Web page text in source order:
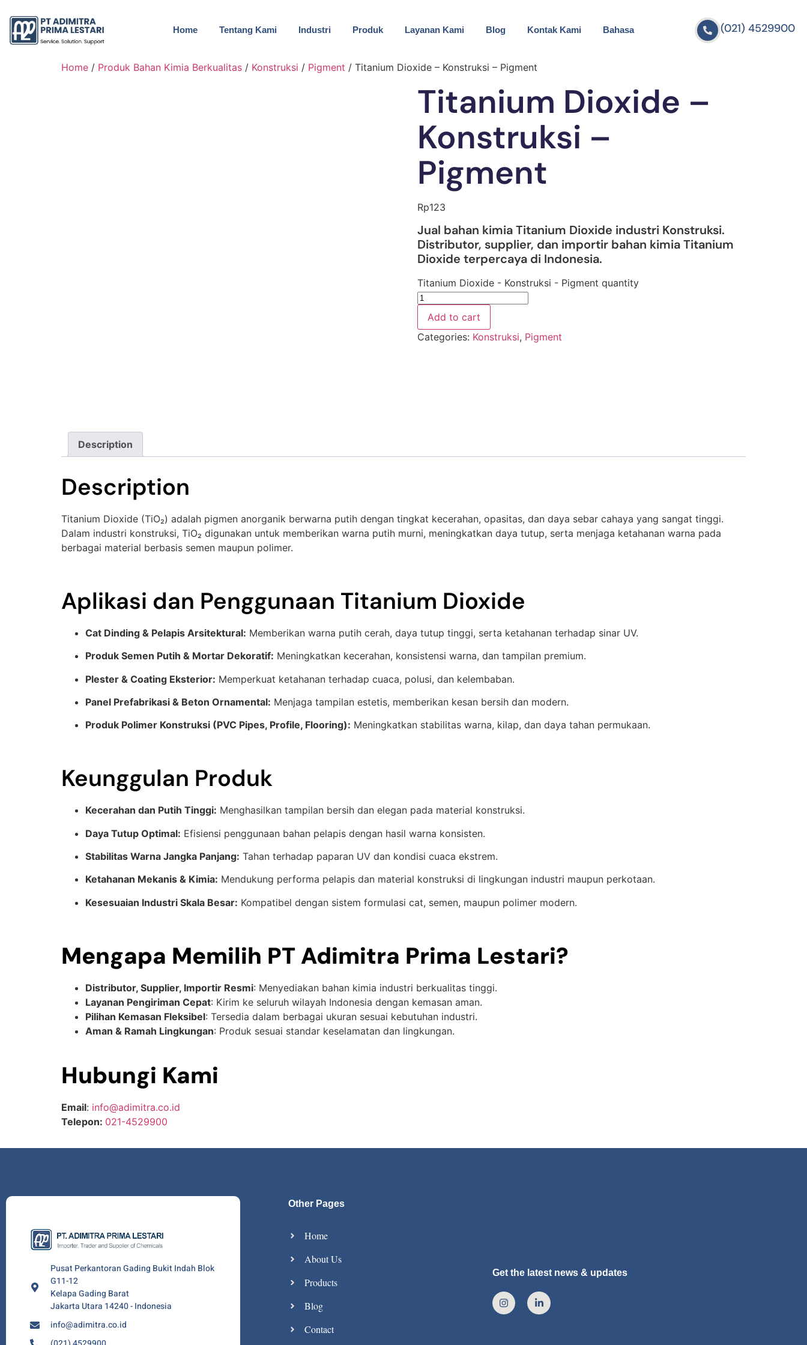
Home Tentang Kami Industri Produk Layanan Kami Blog Kontak Kami Bahasa (021) 4529900
Home / Produk Bahan Kimia Berkualitas / Konstruksi / Pigment / Titanium Dioxide – Konstruksi – Pigment
Titanium Dioxide –
Konstruksi –
Pigment
Rp123
Jual bahan kimia Titanium Dioxide industri Konstruksi.
Distributor, supplier, dan importir bahan kimia Titanium
Dioxide terpercaya di Indonesia.
Titanium Dioxide - Konstruksi - Pigment quantity
Add to cart
Categories: Konstruksi, Pigment
Description
Description
Titanium Dioxide (TiO₂) adalah pigmen anorganik berwarna putih dengan tingkat kecerahan, opasitas, dan daya sebar cahaya yang sangat tinggi.
Dalam industri konstruksi, TiO₂ digunakan untuk memberikan warna putih murni, meningkatkan daya tutup, serta menjaga ketahanan warna pada
berbagai material berbasis semen maupun polimer.
Aplikasi dan Penggunaan Titanium Dioxide
Cat Dinding & Pelapis Arsitektural: Memberikan warna putih cerah, daya tutup tinggi, serta ketahanan terhadap sinar UV.
Produk Semen Putih & Mortar Dekoratif: Meningkatkan kecerahan, konsistensi warna, dan tampilan premium.
Plester & Coating Eksterior: Memperkuat ketahanan terhadap cuaca, polusi, dan kelembaban.
Panel Prefabrikasi & Beton Ornamental: Menjaga tampilan estetis, memberikan kesan bersih dan modern.
Produk Polimer Konstruksi (PVC Pipes, Profile, Flooring): Meningkatkan stabilitas warna, kilap, dan daya tahan permukaan.
Keunggulan Produk
Kecerahan dan Putih Tinggi: Menghasilkan tampilan bersih dan elegan pada material konstruksi.
Daya Tutup Optimal: Efisiensi penggunaan bahan pelapis dengan hasil warna konsisten.
Stabilitas Warna Jangka Panjang: Tahan terhadap paparan UV dan kondisi cuaca ekstrem.
Ketahanan Mekanis & Kimia: Mendukung performa pelapis dan material konstruksi di lingkungan industri maupun perkotaan.
Kesesuaian Industri Skala Besar: Kompatibel dengan sistem formulasi cat, semen, maupun polimer modern.
Mengapa Memilih PT Adimitra Prima Lestari?
Distributor, Supplier, Importir Resmi: Menyediakan bahan kimia industri berkualitas tinggi.
Layanan Pengiriman Cepat: Kirim ke seluruh wilayah Indonesia dengan kemasan aman.
Pilihan Kemasan Fleksibel: Tersedia dalam berbagai ukuran sesuai kebutuhan industri.
Aman & Ramah Lingkungan: Produk sesuai standar keselamatan dan lingkungan.
Hubungi Kami
Email: info@adimitra.co.id
Telepon: 021-4529900
Pusat Perkantoran Gading Bukit Indah Blok
G11-12
Kelapa Gading Barat
Jakarta Utara 14240 - Indonesia
info@adimitra.co.id
Other Pages
Home
About Us
Products
Blog
Contact
Get the latest news & updates